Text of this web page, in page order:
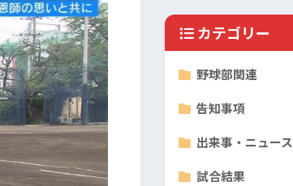
カテゴリー
野球部関連
告知事項
出来事・ニュース
試合結果